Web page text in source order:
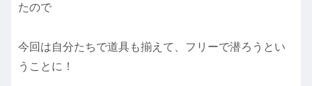
たので
今回は自分たちで道具も揃えて、フリーで潜ろうとい
うことに！